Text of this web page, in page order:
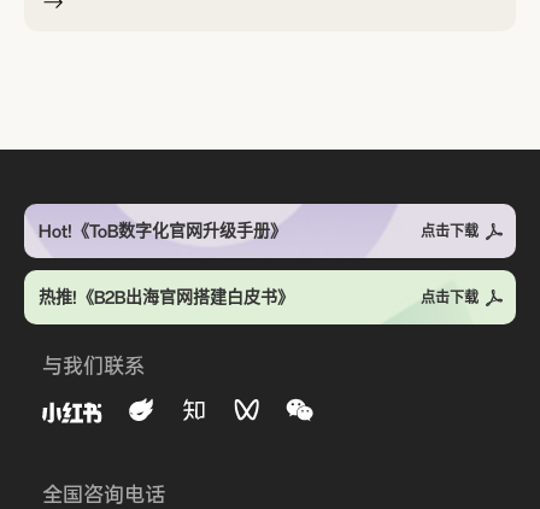
Hot!《ToB数字化官网升级手册》 点击下载
热推!《B2B出海官网搭建白皮书》 点击下载
与我们联系
全国咨询电话